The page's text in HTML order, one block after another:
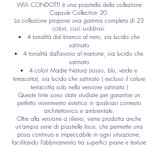
WIA CONDOTTI è una piastrella della collezione
Capsule Collection 20.
La collezione propone una gamma completa di 23
colori, così suddivisi:
4 tonalità dal bianco al nero, sia lucido che
satinato
4 tonalità dall’avorio al marrone, sia lucido che
satinato
4 colori Madre Natura (rosso, blu, verde e
terracotta), sia lucido che satinato ( escluso il colore
terracotta solo nella versione satinata )
Queste tinte sono state studiate per garantire un
perfetto inserimento estetico in qualsiasi contesto
architettonico e ambientale.
Oltre alla versione a rilievo, viene prodotta anche
un’ampia serie di piastrelle lisce, che permette una
posa continua e impeccabile in ogni situazione,
facilitando l’abbinamento tra superfici piane e texture